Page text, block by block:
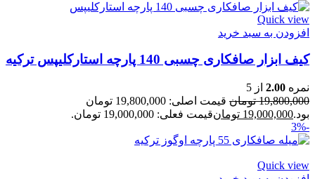
Quick view
افزودن به سبد خرید
کیف ابزار صافکاری چسبی 140 پارچه استارکلیپس ترکیه
نمره 2.00 از 5
19,800,000 تومان
قیمت اصلی: 19,800,000 تومان
بود.19,000,000 تومانقیمت فعلی: 19,000,000 تومان.
-3%
Quick view